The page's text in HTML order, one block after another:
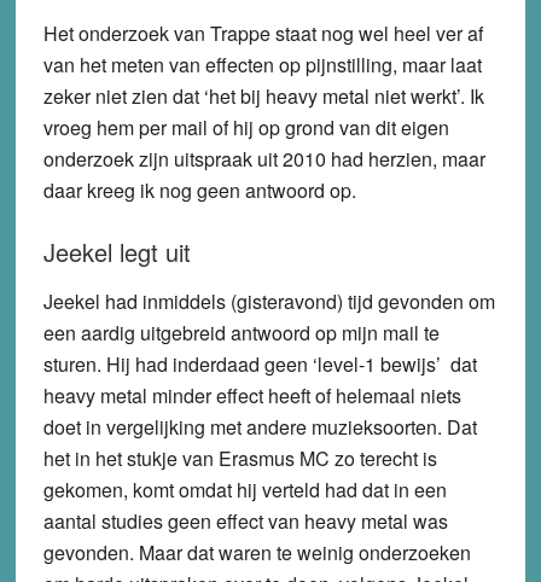
Het onderzoek van Trappe staat nog wel heel ver af
van het meten van effecten op pijnstilling, maar laat
zeker niet zien dat ‘het bij heavy metal niet werkt’. Ik
vroeg hem per mail of hij op grond van dit eigen
onderzoek zijn uitspraak uit 2010 had herzien, maar
daar kreeg ik nog geen antwoord op.
Jeekel legt uit
Jeekel had inmiddels (gisteravond) tijd gevonden om
een aardig uitgebreid antwoord op mijn mail te
sturen. Hij had inderdaad geen ‘level-1 bewijs’ dat
heavy metal minder effect heeft of helemaal niets
doet in vergelijking met andere muzieksoorten. Dat
het in het stukje van Erasmus MC zo terecht is
gekomen, komt omdat hij verteld had dat in een
aantal studies geen effect van heavy metal was
gevonden. Maar dat waren te weinig onderzoeken